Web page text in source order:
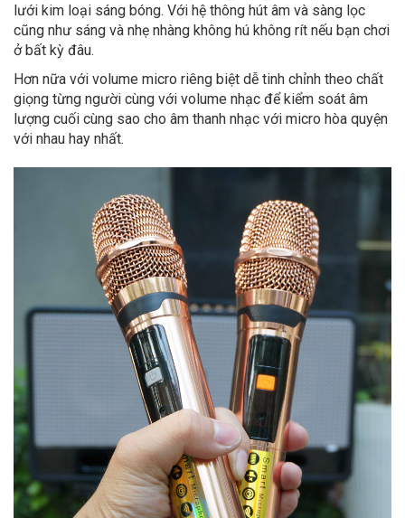
lưới kim loại sáng bóng. Với hệ thông hút âm và sàng lọc
cũng như sáng và nhẹ nhàng không hú không rít nếu bạn chơi
ở bất kỳ đâu.
Hơn nữa với volume micro riêng biệt dễ tinh chỉnh theo chất
giọng từng người cùng với volume nhạc để kiểm soát âm
lượng cuối cùng sao cho âm thanh nhạc với micro hòa quyện
với nhau hay nhất.